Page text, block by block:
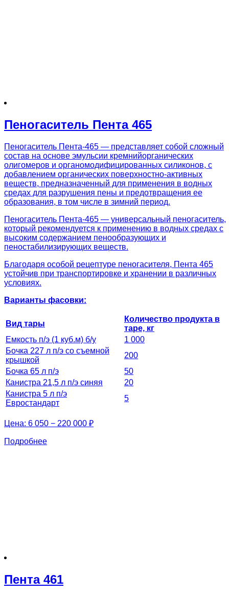
Пеногаситель Пента 465
Пеногаситель Пента-465 — представляет собой сложный
состав на основе эмульсии кремнийорганических
олигомеров и органомодифицированных силиконов, с
добавлением органических поверхностно-активных
веществ, предназначенный для применения в водных
средах для разрушения пены и предотвращения ее
образования, в том числе в зимний период.
Пеногаситель Пента-465 — универсальный пеногаситель,
который рекомендуется к применению в водных средах с
высоким содержанием пенообразующих и
пеностабилизирующих веществ.
Благодаря особой рецептуре пеногасителя, Пента 465
устойчив при транспортировке и хранении в различных
условиях.
Варианты фасовки:
Вид тары
Количество продукта в
таре, кг
Емкость п/э (1 куб.м) б/у
1 000
Бочка 227 л п/э со съемной
крышкой
200
Бочка 65 л п/э
50
Канистра 21,5 л п/э синяя
20
Канистра 5 л п/э
Евростандарт
5
Цена: 6 050 − 220 000 ₽
Подробнее
Пента 461